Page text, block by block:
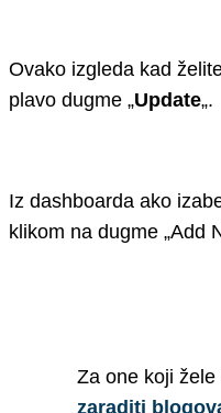
Ovako izgleda kad
plavo dugme „Update„.
Iz dashboarda ako
klikom na dugme „Add
Za one koji žele
zaraditi